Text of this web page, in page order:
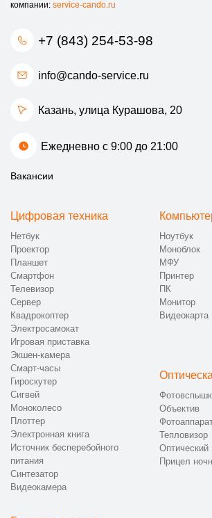
компании: service-cando.ru
+7 (843) 254-53-98
info@cando-service.ru
Казань, улица Курашова, 20
Ежедневно с 9:00 до 21:00
Вакансии
Цифровая техника
Нетбук
Проектор
Планшет
Смартфон
Телевизор
Сервер
Квадрокоптер
Электросамокат
Игровая приставка
Экшен-камера
Смарт-часы
Гироскутер
Сигвей
Моноколесо
Плоттер
Электронная книга
Источник бесперебойного
питания
Синтезатор
Видеокамера
Ноутбук
Моноблок
МФУ
Принтер
ПК
Монитор
Видеокарта
Объектив
Тепловизор
Оптический
Прицел